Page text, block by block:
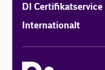
DI Certifikatservice
Internationalt